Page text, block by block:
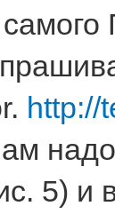
http://
5) и